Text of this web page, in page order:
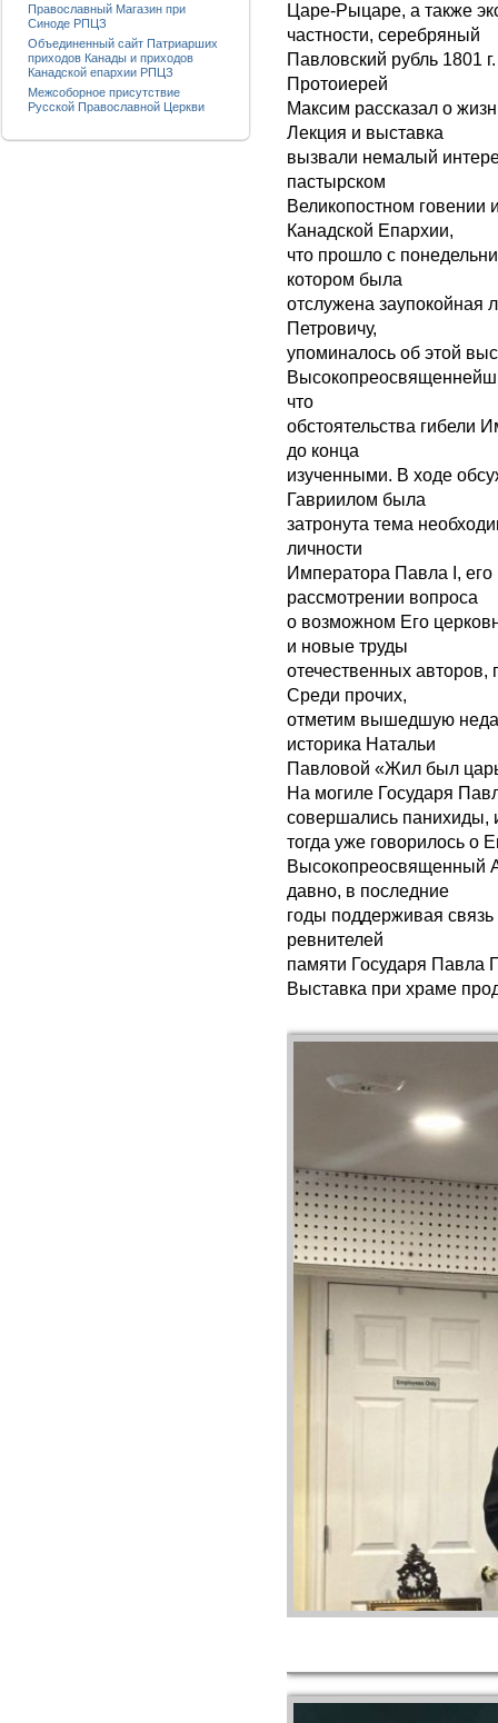
Царе-Рыцаре, а также
частности, серебряный
Павловский рубль 1801
Протоиерей
Максим рассказал о
Лекция и выставка
вызвали немалый
пастырском
Великопостном
Канадской Епархии,
что прошло с
котором была
отслужена заупокойная
Петровичу,
упоминалось об этой
что
обстоятельства гибели
до конца
изученными. В ходе
Гавриилом была
затронута тема
личности
Императора Павла I, его
рассмотрении вопроса
о возможном Его
и новые труды
отечественных
Среди прочих,
отметим вышедшую
историка Натальи
Павловой «Жил был
На могиле Государя
совершались панихиды,
тогда уже говорилось о
Высокопреосвященный
давно, в последние
годы поддерживая
ревнителей
памяти Государя Павла
Выставка при храме
Православный Магазин при
Синоде РПЦЗ
Объединенный сайт Патриарших
приходов Канады и приходов
Канадской епархии РПЦЗ
Межсоборное присутствие
Русской Православной Церкви